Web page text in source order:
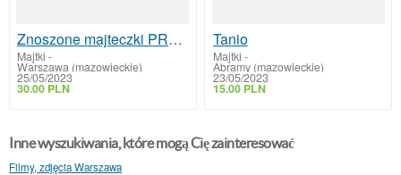
Znoszone majteczki PROMOCJA
Majtki -
Warszawa (mazowieckie)
25/05/2023
30.00 PLN
Tanio
Majtki -
Abramy (mazowieckie)
23/05/2023
15.00 PLN
Inne wyszukiwania, które mogą Cię zainteresować
Filmy, zdjęcia Warszawa